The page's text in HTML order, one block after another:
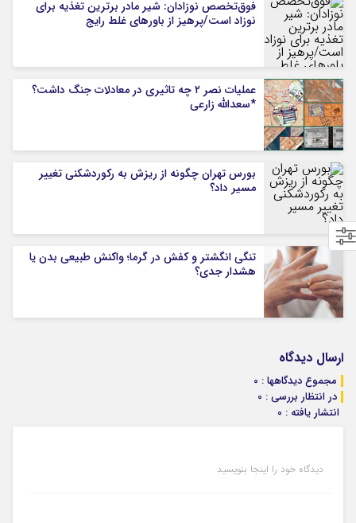
فوق‌تخصص نوزادان: شیر مادر برترین تغذیه برای
نوزاد است/پرهیز از باورهای غلط رایج
عملیات نصر ۲ چه تاثیری در معادلات جنگ داشت؟
*سعدالله زارعی
بورس تهران چگونه از ریزش به رکوردشکنی تغییر
مسیر داد؟
تنگی انگشتر و کفش در گرما؛ واکنش طبیعی بدن یا
هشدار جدی؟
ارسال دیدگاه
مجموع دیدگاهها : 0
در انتظار بررسی : 0
انتشار یافته : 0
دیدگاه خود را اینجا بنویسید